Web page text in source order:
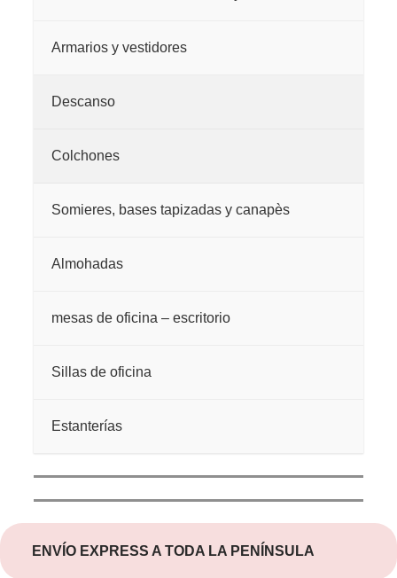
Armarios y vestidores
Descanso
Colchones
Somieres, bases tapizadas y canapès
Almohadas
mesas de oficina – escritorio
Sillas de oficina
Estanterías
ENVÍO EXPRESS A TODA LA PENÍNSULA